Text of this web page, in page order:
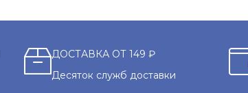
ДОСТАВКА ОТ 149 ₽
Десяток служб доставки